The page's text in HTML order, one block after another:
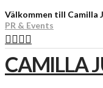
Välkommen till Camilla
PR & Events
CAMILLA